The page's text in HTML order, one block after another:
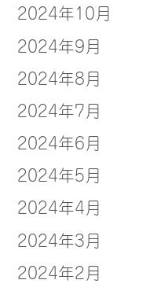
2024年10月
2024年9月
2024年8月
2024年7月
2024年6月
2024年5月
2024年4月
2024年3月
2024年2月